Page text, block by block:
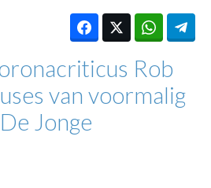
Rob
van voormalig
Jonge